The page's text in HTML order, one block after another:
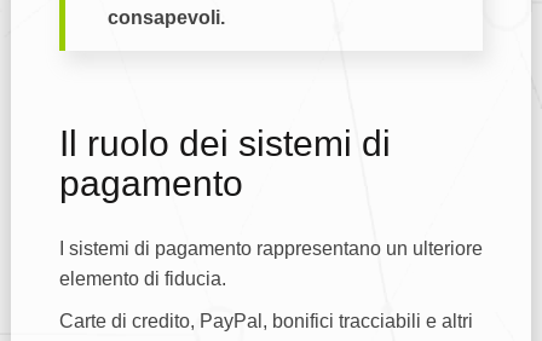
consapevoli.
Il ruolo dei sistemi di
pagamento
I sistemi di pagamento rappresentano un ulteriore
elemento di fiducia.
Carte di credito, PayPal, bonifici tracciabili e altri